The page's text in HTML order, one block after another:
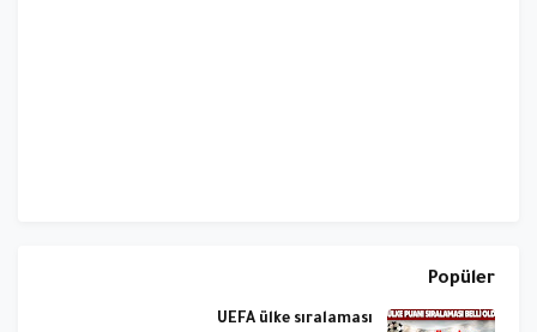
Popüler
UEFA ülke sıralaması